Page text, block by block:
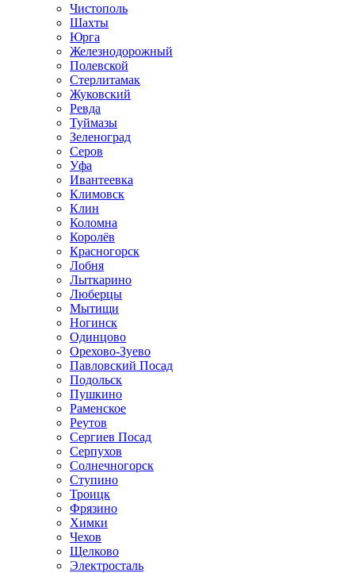
Чистополь
Шахты
Юрга
Железнодорожный
Полевской
Стерлитамак
Жуковский
Ревда
Туймазы
Зеленоград
Серов
Уфа
Ивантеевка
Климовск
Клин
Коломна
Королёв
Красногорск
Лобня
Лыткарино
Люберцы
Мытищи
Ногинск
Одинцово
Орехово-Зуево
Павловский Посад
Подольск
Пушкино
Раменское
Реутов
Сергиев Посад
Серпухов
Солнечногорск
Ступино
Троицк
Фрязино
Химки
Чехов
Щелково
Электросталь